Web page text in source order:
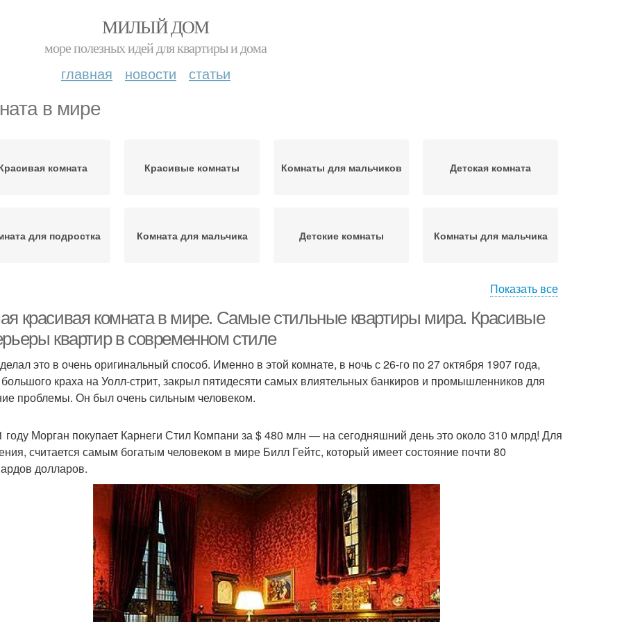
МИЛЫЙ ДОМ
море полезных идей для квартиры и дома
главная новости статьи
в мире
комната Красивые комнаты Комнаты для мальчиков Детская комната
для подростка Комната для мальчика Детские комнаты Комнаты для мальчика
Показать все
красивая комната в мире. Самые стильные квартиры мира. Красивые
квартир в современном стиле
это в очень оригинальный способ. Именно в этой комнате, в ночь с 26-го по 27 октября 1907 года,
краха на Уолл-стрит, закрыл пятидесяти самых влиятельных банкиров и промышленников для
проблемы. Он был очень сильным человеком.
году Морган покупает Карнеги Стил Компани за $ 480 млн — на сегодняшний день это около 310 млрд! Для
считается самым богатым человеком в мире Билл Гейтс, который имеет состояние почти 80
долларов.